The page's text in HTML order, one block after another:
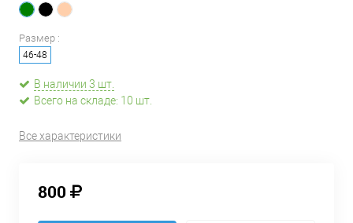
Размер :
46-48
В наличии 3 шт.
Всего на складе: 10 шт.
Все характеристики
800